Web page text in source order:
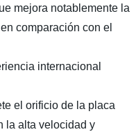
mejora notablemente la
comparación con el
internacional
el orificio de la placa
la alta velocidad y